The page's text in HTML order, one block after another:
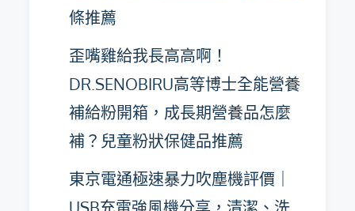
條推薦
歪嘴雞給我長高高啊！
DR.SENOBIRU高等博士全能營養
補給粉開箱，成長期營養品怎麼
補？兒童粉狀保健品推薦
東京電通極速暴力吹塵機評價｜